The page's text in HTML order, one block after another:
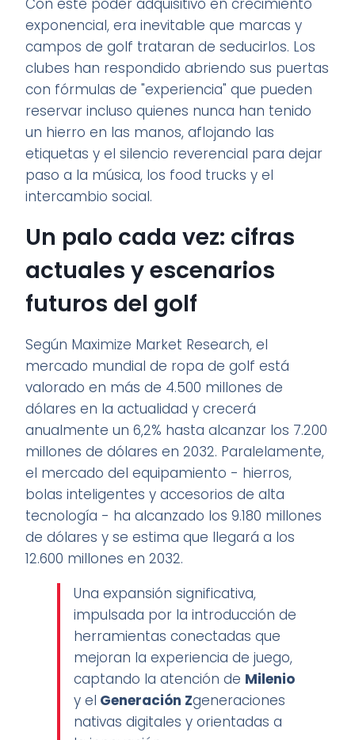
Con este poder adquisitivo en crecimiento
exponencial, era inevitable que marcas y
campos de golf trataran de seducirlos. Los
clubes han respondido abriendo sus puertas
con fórmulas de "experiencia" que pueden
reservar incluso quienes nunca han tenido
un hierro en las manos, aflojando las
etiquetas y el silencio reverencial para dejar
paso a la música, los food trucks y el
intercambio social.
Un palo cada vez: cifras
actuales y escenarios
futuros del golf
Según Maximize Market Research, el
mercado mundial de ropa de golf está
valorado en más de 4.500 millones de
dólares en la actualidad y crecerá
anualmente un 6,2% hasta alcanzar los 7.200
millones de dólares en 2032. Paralelamente,
el mercado del equipamiento - hierros,
bolas inteligentes y accesorios de alta
tecnología - ha alcanzado los 9.180 millones
de dólares y se estima que llegará a los
12.600 millones en 2032.
Una expansión significativa,
impulsada por la introducción de
herramientas conectadas que
mejoran la experiencia de juego,
captando la atención de Milenio
y el Generación Zgeneraciones
nativas digitales y orientadas a